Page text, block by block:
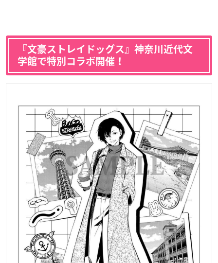
『文豪ストレイドッグス』神奈川近代文
学館で特別コラボ開催！